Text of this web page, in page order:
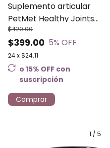
Suplemento articular
PetMet Healthy Joints
para perros 400g
$399.00
$420.00
5% OFF
24x$24.11
o 15% OFF con
suscripción
Comprar
1 / 5